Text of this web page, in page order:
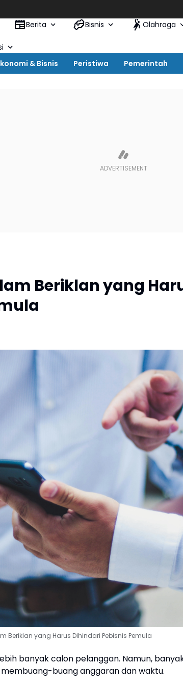
Berita Bisnis Olahraga
& Bisnis Peristiwa Pemerintah
Beriklan yang
Beriklan yang Harus Dihindari Pebisnis Pemula
banyak calon pelanggan. Namun,
buang anggaran dan waktu.